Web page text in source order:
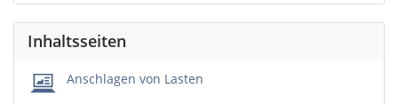
Inhaltsseiten
Anschlagen von Lasten